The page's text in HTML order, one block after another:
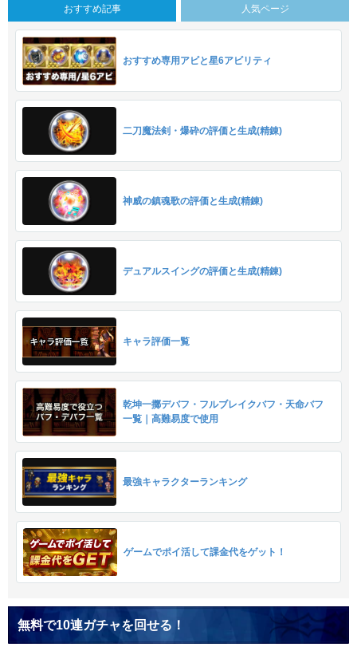
おすすめ記事 人気ページ
おすすめ専用アビと星6アビリティ
二刀魔法剣・爆砕の評価と生成(精錬)
神威の鎮魂歌の評価と生成(精錬)
デュアルスイングの評価と生成(精錬)
キャラ評価一覧
乾坤一擲デバフ・フルブレイクバフ・天命バフ
一覧｜高難易度で使用
最強キャラクターランキング
ゲームでポイ活して課金代をゲット！
無料で10連ガチャを回せる！